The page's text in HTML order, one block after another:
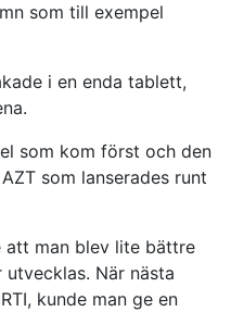
som till exempel
i en enda tablett,
som kom först och den
som lanserades runt
att man blev lite bättre
När nästa
kunde man ge en